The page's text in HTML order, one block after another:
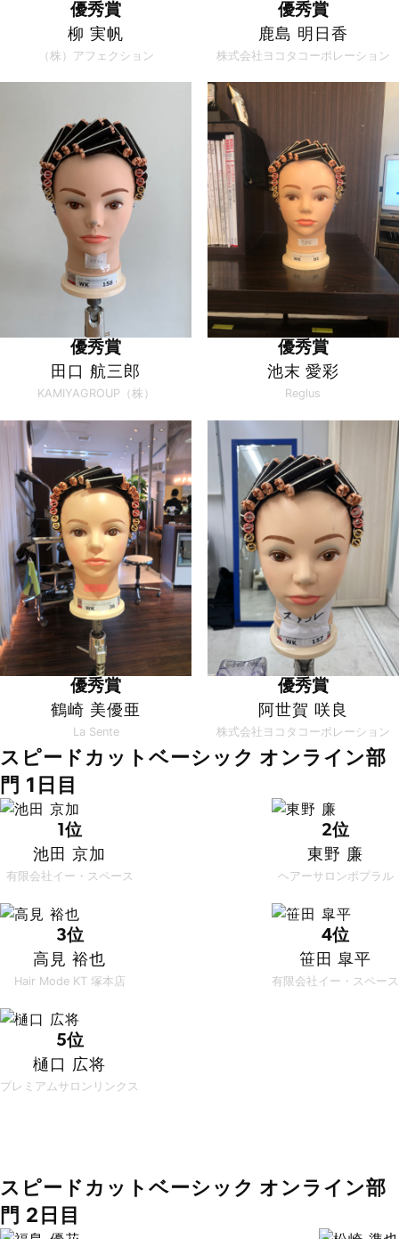
優秀賞
柳 実帆
（株）アフェクション
優秀賞
鹿島 明日香
株式会社ヨコタコーポレーション
優秀賞
田口 航三郎
KAMIYAGROUP（株）
優秀賞
池末 愛彩
Reglus
優秀賞
鶴崎 美優亜
La Sente
優秀賞
阿世賀 咲良
株式会社ヨコタコーポレーション
スピードカットベーシック オンライン部
門 1日目
1位
池田 京加
有限会社イー・スペース
2位
東野 廉
ヘアーサロンポプラル
3位
高見 裕也
Hair Mode KT 塚本店
4位
笹田 皐平
有限会社イー・スペース
5位
樋口 広将
プレミアムサロンリンクス
スピードカットベーシック オンライン部
門 2日目